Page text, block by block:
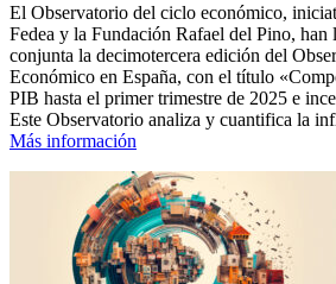
El Observatorio del ciclo económico,
Fedea y la Fundación Rafael del Pino, han
conjunta la decimotercera edición del
Económico en España, con el título
PIB hasta el primer trimestre de 2025 e
Este Observatorio analiza y cuantifica la
Más información